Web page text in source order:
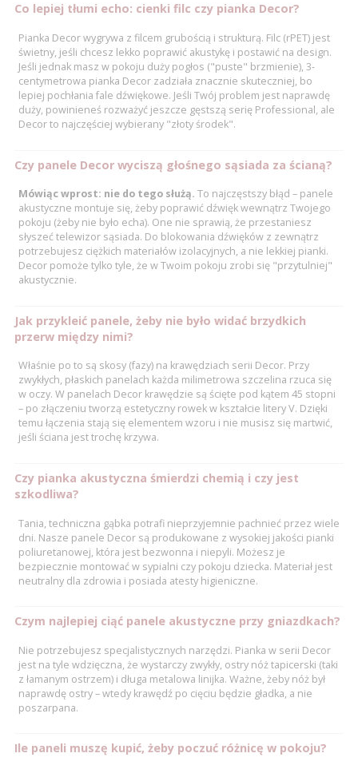
Co lepiej tłumi echo: cienki filc czy pianka Decor?
Pianka Decor wygrywa z filcem grubością i strukturą. Filc (rPET) jest
świetny, jeśli chcesz lekko poprawić akustykę i postawić na design.
Jeśli jednak masz w pokoju duży pogłos ("puste" brzmienie), 3-
centymetrowa pianka Decor zadziała znacznie skuteczniej, bo
lepiej pochłania fale dźwiękowe. Jeśli Twój problem jest naprawdę
duży, powinieneś rozważyć jeszcze gęstszą serię Professional, ale
Decor to najczęściej wybierany "złoty środek".
Czy panele Decor wyciszą głośnego sąsiada za ścianą?
Mówiąc wprost: nie do tego służą. To najczęstszy błąd – panele
akustyczne montuje się, żeby poprawić dźwięk wewnątrz Twojego
pokoju (żeby nie było echa). One nie sprawią, że przestaniesz
słyszeć telewizor sąsiada. Do blokowania dźwięków z zewnątrz
potrzebujesz ciężkich materiałów izolacyjnych, a nie lekkiej pianki.
Decor pomoże tylko tyle, że w Twoim pokoju zrobi się "przytulniej"
akustycznie.
Jak przykleić panele, żeby nie było widać brzydkich
przerw między nimi?
Właśnie po to są skosy (fazy) na krawędziach serii Decor. Przy
zwykłych, płaskich panelach każda milimetrowa szczelina rzuca się
w oczy. W panelach Decor krawędzie są ścięte pod kątem 45 stopni
– po złączeniu tworzą estetyczny rowek w kształcie litery V. Dzięki
temu łączenia stają się elementem wzoru i nie musisz się martwić,
jeśli ściana jest trochę krzywa.
Czy pianka akustyczna śmierdzi chemią i czy jest
szkodliwa?
Tania, techniczna gąbka potrafi nieprzyjemnie pachnieć przez wiele
dni. Nasze panele Decor są produkowane z wysokiej jakości pianki
poliuretanowej, która jest bezwonna i niepyli. Możesz je
bezpiecznie montować w sypialni czy pokoju dziecka. Materiał jest
neutralny dla zdrowia i posiada atesty higieniczne.
Czym najlepiej ciąć panele akustyczne przy gniazdkach?
Nie potrzebujesz specjalistycznych narzędzi. Pianka w serii Decor
jest na tyle wdzięczna, że wystarczy zwykły, ostry nóż tapicerski (taki
z łamanym ostrzem) i długa metalowa linijka. Ważne, żeby nóż był
naprawdę ostry – wtedy krawędź po cięciu będzie gładka, a nie
poszarpana.
Ile paneli muszę kupić, żeby poczuć różnicę w pokoju?